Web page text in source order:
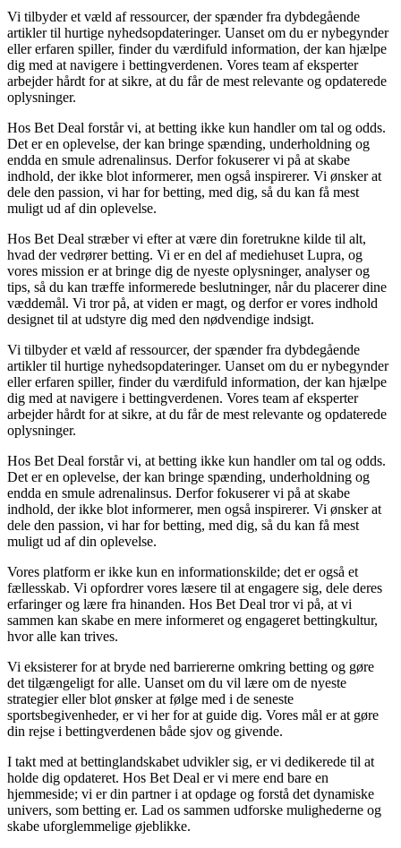
Vi tilbyder et væld af ressourcer, der spænder fra dybdegående
artikler til hurtige nyhedsopdateringer. Uanset om du er nybegynder
eller erfaren spiller, finder du værdifuld information, der kan hjælpe
dig med at navigere i bettingverdenen. Vores team af eksperter
arbejder hårdt for at sikre, at du får de mest relevante og opdaterede
oplysninger.
Hos Bet Deal forstår vi, at betting ikke kun handler om tal og odds.
Det er en oplevelse, der kan bringe spænding, underholdning og
endda en smule adrenalinsus. Derfor fokuserer vi på at skabe
indhold, der ikke blot informerer, men også inspirerer. Vi ønsker at
dele den passion, vi har for betting, med dig, så du kan få mest
muligt ud af din oplevelse.
Hos Bet Deal stræber vi efter at være din foretrukne kilde til alt,
hvad der vedrører betting. Vi er en del af mediehuset Lupra, og
vores mission er at bringe dig de nyeste oplysninger, analyser og
tips, så du kan træffe informerede beslutninger, når du placerer dine
væddemål. Vi tror på, at viden er magt, og derfor er vores indhold
designet til at udstyre dig med den nødvendige indsigt.
Vi tilbyder et væld af ressourcer, der spænder fra dybdegående
artikler til hurtige nyhedsopdateringer. Uanset om du er nybegynder
eller erfaren spiller, finder du værdifuld information, der kan hjælpe
dig med at navigere i bettingverdenen. Vores team af eksperter
arbejder hårdt for at sikre, at du får de mest relevante og opdaterede
oplysninger.
Hos Bet Deal forstår vi, at betting ikke kun handler om tal og odds.
Det er en oplevelse, der kan bringe spænding, underholdning og
endda en smule adrenalinsus. Derfor fokuserer vi på at skabe
indhold, der ikke blot informerer, men også inspirerer. Vi ønsker at
dele den passion, vi har for betting, med dig, så du kan få mest
muligt ud af din oplevelse.
Vores platform er ikke kun en informationskilde; det er også et
fællesskab. Vi opfordrer vores læsere til at engagere sig, dele deres
erfaringer og lære fra hinanden. Hos Bet Deal tror vi på, at vi
sammen kan skabe en mere informeret og engageret bettingkultur,
hvor alle kan trives.
Vi eksisterer for at bryde ned barriererne omkring betting og gøre
det tilgængeligt for alle. Uanset om du vil lære om de nyeste
strategier eller blot ønsker at følge med i de seneste
sportsbegivenheder, er vi her for at guide dig. Vores mål er at gøre
din rejse i bettingverdenen både sjov og givende.
I takt med at bettinglandskabet udvikler sig, er vi dedikerede til at
holde dig opdateret. Hos Bet Deal er vi mere end bare en
hjemmeside; vi er din partner i at opdage og forstå det dynamiske
univers, som betting er. Lad os sammen udforske mulighederne og
skabe uforglemmelige øjeblikke.